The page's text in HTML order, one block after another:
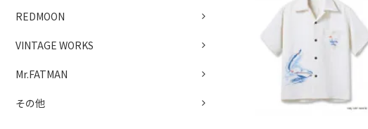
REDMOON
VINTAGE WORKS
Mr.FATMAN
その他